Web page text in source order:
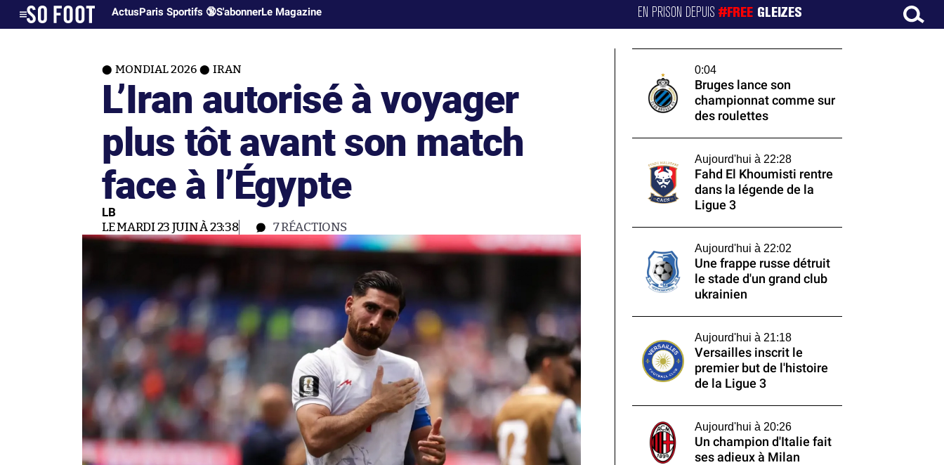
ActusParis Sportifs 🔞S'abonnerLe Magazine EN PRISON DEPUIS#FREE GLEIZES
MONDIAL 2026 IRAN
L’Iran autorisé à voyager
plus tôt avant son match
face à l’Égypte
LB
LE MARDI 23 JUIN À 23:38 7RÉACTIONS
0:04
Bruges lance son
championnat comme sur
des roulettes
Aujourd'hui à 22:28
Fahd El Khoumisti rentre
dans la légende de la
Ligue 3
Aujourd'hui à 22:02
Une frappe russe détruit
le stade d'un grand club
ukrainien
Aujourd'hui à 21:18
Versailles inscrit le
premier but de l'histoire
de la Ligue 3
Aujourd'hui à 20:26
Un champion d'Italie fait
ses adieux à Milan